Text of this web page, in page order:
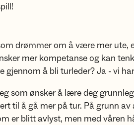
drømmer om å være mer ute,
mer kompetanse og kan
gjennom å bli turleder? Ja - vi
som ønsker å lære deg
til å gå mer på tur. På grunn
er blitt avlyst, men med våren